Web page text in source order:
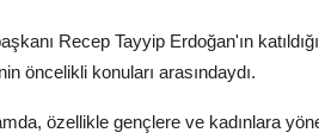
Recep Tayyip Erdoğan'ın
öncelikli konuları arasındaydı.
özellikle gençlere ve kadınlara